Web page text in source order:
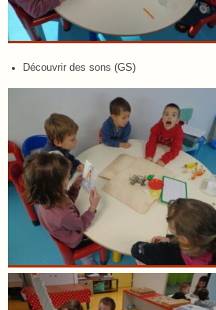
Découvrir des sons (GS)